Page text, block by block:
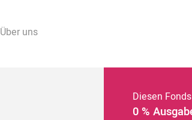
Über uns
Diesen
0 %